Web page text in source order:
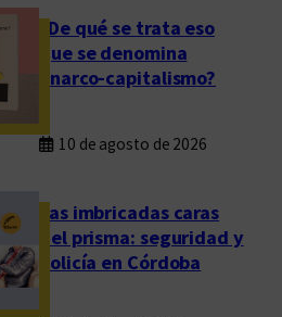
¿De qué se trata eso
que se denomina
anarco-capitalismo?
10 de agosto de 2026
Las imbricadas caras
del prisma: seguridad y
policía en Córdoba